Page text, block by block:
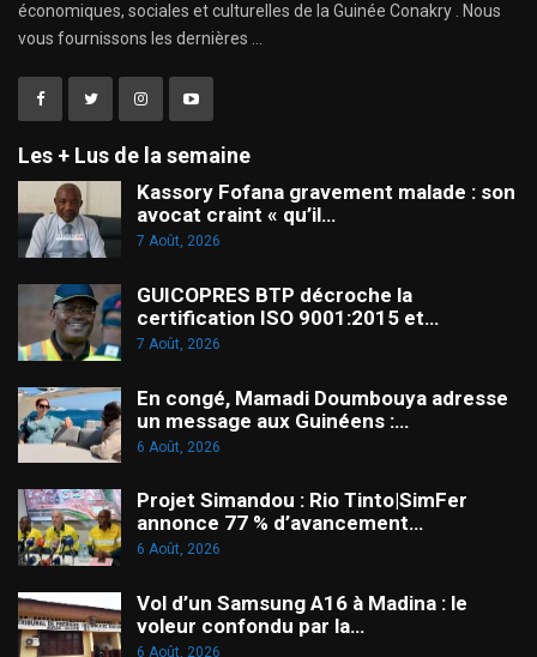
économiques, sociales et culturelles de la Guinée Conakry . Nous
vous fournissons les dernières ...
Les + Lus de la semaine
Kassory Fofana gravement malade : son
avocat craint « qu’il…
7 Août, 2026
GUICOPRES BTP décroche la
certification ISO 9001:2015 et…
7 Août, 2026
En congé, Mamadi Doumbouya adresse
un message aux Guinéens :…
6 Août, 2026
Projet Simandou : Rio Tinto|SimFer
annonce 77 % d’avancement…
6 Août, 2026
Vol d’un Samsung A16 à Madina : le
voleur confondu par la…
6 Août, 2026